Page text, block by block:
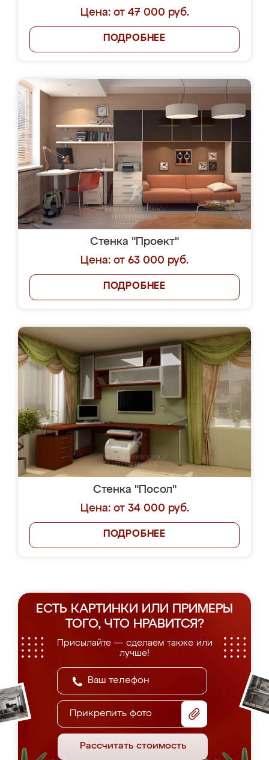
Цена: от 47 000 руб.
ПОДРОБНЕЕ
Стенка "Проект"
Цена: от 63 000 руб.
ПОДРОБНЕЕ
Стенка "Посол"
Цена: от 34 000 руб.
ПОДРОБНЕЕ
ЕСТЬ КАРТИНКИ ИЛИ ПРИМЕРЫ
ТОГО, ЧТО НРАВИТСЯ?
Присылайте — сделаем также или
лучше!
Прикрепить фото
Рассчитать стоимость